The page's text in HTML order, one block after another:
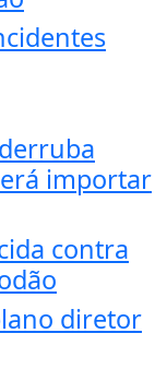
importar
contra
diretor